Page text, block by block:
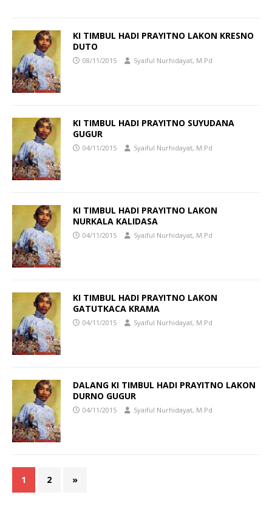
KI TIMBUL HADI PRAYITNO LAKON KRESNO
DUTO
08/11/2015 Syaiful Nurhidayat, M.Pd
KI TIMBUL HADI PRAYITNO SUYUDANA
GUGUR
04/11/2015 Syaiful Nurhidayat, M.Pd
KI TIMBUL HADI PRAYITNO LAKON
NURKALA KALIDASA
04/11/2015 Syaiful Nurhidayat, M.Pd
KI TIMBUL HADI PRAYITNO LAKON
GATUTKACA KRAMA
04/11/2015 Syaiful Nurhidayat, M.Pd
DALANG KI TIMBUL HADI PRAYITNO LAKON
DURNO GUGUR
04/11/2015 Syaiful Nurhidayat, M.Pd
1 2 »